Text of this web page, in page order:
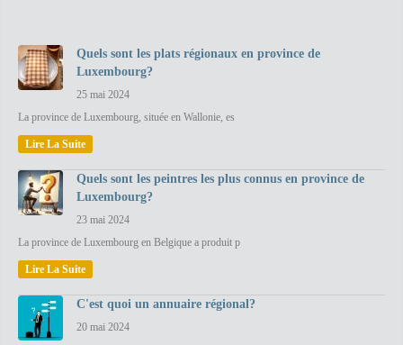
Quels sont les plats régionaux en province de
Luxembourg?
25 mai 2024
La province de Luxembourg, située en Wallonie, es
Lire La Suite
Quels sont les peintres les plus connus en province de
Luxembourg?
23 mai 2024
La province de Luxembourg en Belgique a produit p
Lire La Suite
C'est quoi un annuaire régional?
20 mai 2024